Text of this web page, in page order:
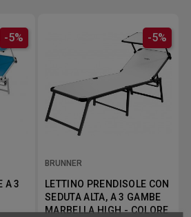
A 3
-5%
BRUNNER
LETTINO PRENDISOLE CON
SEDUTA ALTA, A 3 GAMBE
MARBELLA HIGH - COLORE
-5%